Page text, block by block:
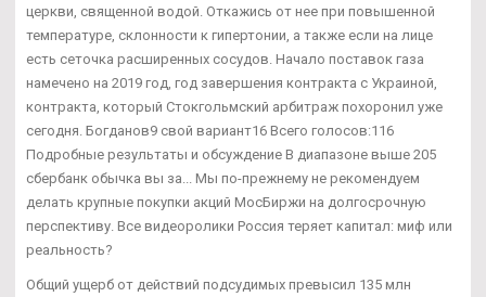
церкви, священной водой. Откажись от нее при повышенной
температуре, склонности к гипертонии, а также если на лице
есть сеточка расширенных сосудов. Начало поставок газа
намечено на 2019 год, год завершения контракта с Украиной,
контракта, который Стокгольмский арбитраж похоронил уже
сегодня. Богданов9 свой вариант16 Всего голосов:116
Подробные результаты и обсуждение В диапазоне выше 205
сбербанк обычка вы за... Мы по-прежнему не рекомендуем
делать крупные покупки акций МосБиржи на долгосрочную
перспективу. Все видеоролики Россия теряет капитал: миф или
реальность?
Общий ущерб от действий подсудимых превысил 135 млн